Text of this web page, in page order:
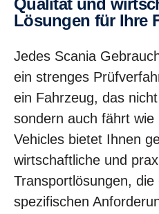
Qualität und
Lösungen für Ihre
Jedes Scania
ein strenges
ein Fahrzeug, das
sondern auch fährt wie
Vehicles bietet Ihnen
wirtschaftliche und
Transportlösungen,
spezifischen